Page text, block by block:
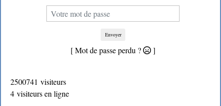
Envoyer
[ Mot de passe perdu ? ]
2500741 visiteurs
4 visiteurs en ligne